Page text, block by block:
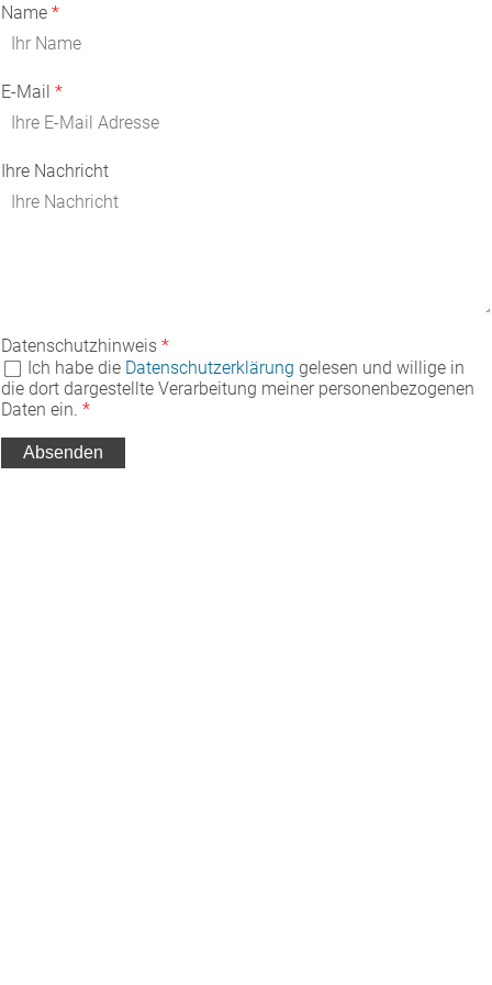
Name
E-Mail
Ihre Nachricht
Datenschutzhinweis
Ich habe die Datenschutzerklärung gelesen und willige in
die dort dargestellte Verarbeitung meiner personenbezogenen
Daten ein.
Absenden